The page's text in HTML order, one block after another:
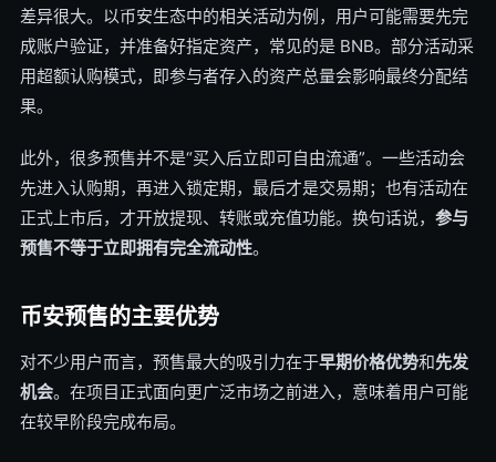
差异很大。以币安生态中的相关活动为例，用户可能需要先完
成账户验证，并准备好指定资产，常见的是 BNB。部分活动采
用超额认购模式，即参与者存入的资产总量会影响最终分配结
果。
此外，很多预售并不是“买入后立即可自由流通”。一些活动会
先进入认购期，再进入锁定期，最后才是交易期；也有活动在
正式上市后，才开放提现、转账或充值功能。换句话说， 参与
预售不等于立即拥有完全流动性。
币安预售的主要优势
对不少用户而言，预售最大的吸引力在于早期价格优势和先发
机会。在项目正式面向更广泛市场之前进入，意味着用户可能
在较早阶段完成布局。